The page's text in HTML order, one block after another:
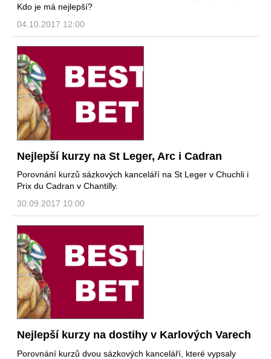
Kdo je má nejlepší?
04.10.2017 12:00
Nejlepší kurzy na St Leger, Arc i Cadran
Porovnání kurzů sázkových kanceláří na St Leger v Chuchli i
Prix du Cadran v Chantilly.
30.09.2017 10:00
Nejlepší kurzy na dostihy v Karlových Varech
Porovnání kurzů dvou sázkových kanceláří, které vypsaly